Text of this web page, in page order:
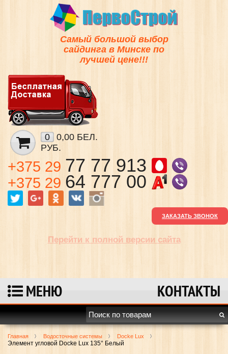
Самый большой выбор
сайдинга в Минске по
лучшей цене!!!
0
0,00 БЕЛ.
РУБ.
+375 29 77 77 913
+375 29 64 777 00
ЗАКАЗАТЬ ЗВОНОК
Перейти к полной версии сайта
МЕНЮ КОНТАКТЫ
Главная Водосточные системы Docke Lux
Элемент угловой Docke Lux 135° Белый